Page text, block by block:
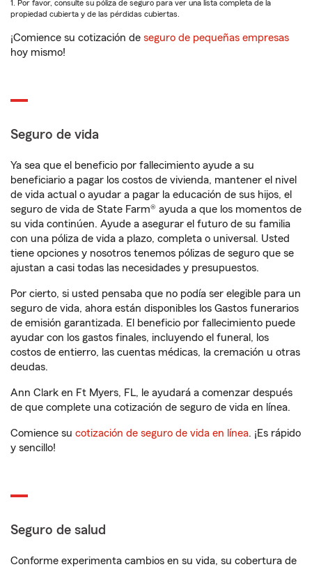
1. Por favor, consulte su póliza de seguro para ver una lista completa de la
propiedad cubierta y de las pérdidas cubiertas.
¡Comience su cotización de seguro de pequeñas empresas
hoy mismo!
Seguro de vida
Ya sea que el beneficio por fallecimiento ayude a su
beneficiario a pagar los costos de vivienda, mantener el nivel
de vida actual o ayudar a pagar la educación de sus hijos, el
seguro de vida de State Farm® ayuda a que los momentos de
su vida continúen. Ayude a asegurar el futuro de su familia
con una póliza de vida a plazo, completa o universal. Usted
tiene opciones y nosotros tenemos pólizas de seguro que se
ajustan a casi todas las necesidades y presupuestos.
Por cierto, si usted pensaba que no podía ser elegible para un
seguro de vida, ahora están disponibles los Gastos funerarios
de emisión garantizada. El beneficio por fallecimiento puede
ayudar con los gastos finales, incluyendo el funeral, los
costos de entierro, las cuentas médicas, la cremación u otras
deudas.
Ann Clark en Ft Myers, FL, le ayudará a comenzar después
de que complete una cotización de seguro de vida en línea.
Comience su cotización de seguro de vida en línea. ¡Es rápido
y sencillo!
Seguro de salud
Conforme experimenta cambios en su vida, su cobertura de